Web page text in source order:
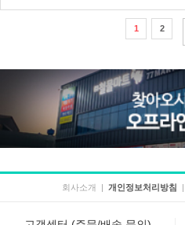
1 2
회사소개 | 개인정보처리방침 |